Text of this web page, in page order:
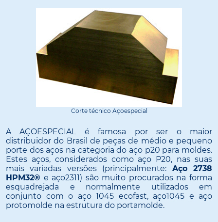
Corte técnico Açoespecial
A AÇOESPECIAL é famosa por ser o maior
distribuidor do Brasil de peças de médio e pequeno
porte dos aços na categoria do aço p20 para moldes.
Estes aços, considerados como aço P20, nas suas
mais variadas versões (principalmente: Aço 2738
HPM32® e aço2311) são muito procurados na forma
esquadrejada e normalmente utilizados em
conjunto com o aço 1045 ecofast, aço1045 e aço
protomolde na estrutura do portamolde.